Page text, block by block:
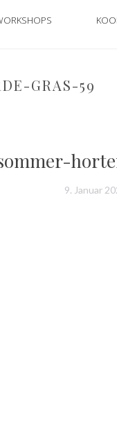
GRAS-59
9. Januar